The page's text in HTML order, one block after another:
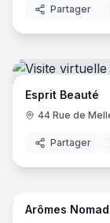
Partager
Esprit Beauté
44 Rue de
Partager
Arômes